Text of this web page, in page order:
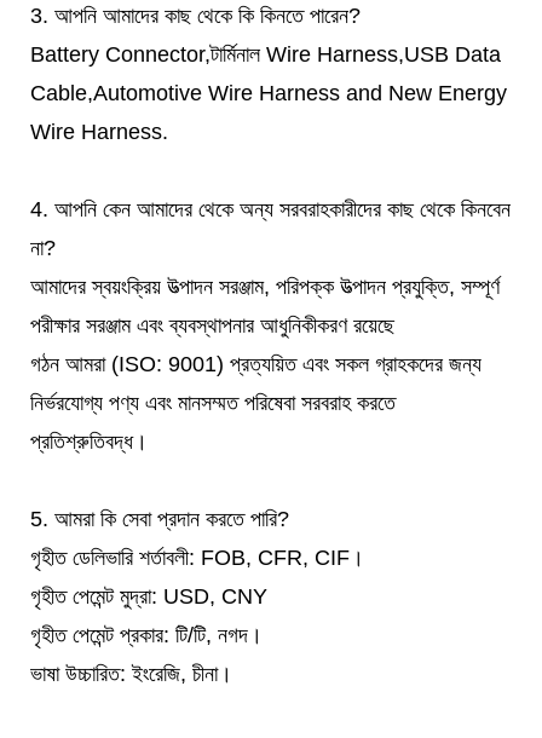
3. আপনি আমাদের কাছ থেকে কি কিনতে পারেন?
Battery Connector,টার্মিনাল Wire Harness,USB Data
Cable,Automotive Wire Harness and New Energy
Wire Harness.
4. আপনি কেন আমাদের থেকে অন্য সরবরাহকারীদের কাছ থেকে কিনবেন
না?
আমাদের স্বয়ংক্রিয় উত্পাদন সরঞ্জাম, পরিপক্ক উত্পাদন প্রযুক্তি, সম্পূর্ণ
পরীক্ষার সরঞ্জাম এবং ব্যবস্থাপনার আধুনিকীকরণ রয়েছে
গঠন আমরা (ISO: 9001) প্রত্যয়িত এবং সকল গ্রাহকদের জন্য
নির্ভরযোগ্য পণ্য এবং মানসম্মত পরিষেবা সরবরাহ করতে
প্রতিশ্রুতিবদ্ধ।
5. আমরা কি সেবা প্রদান করতে পারি?
গৃহীত ডেলিভারি শর্তাবলী: FOB, CFR, CIF।
গৃহীত পেমেন্ট মুদ্রা: USD, CNY
গৃহীত পেমেন্ট প্রকার: টি/টি, নগদ।
ভাষা উচ্চারিত: ইংরেজি, চীনা।